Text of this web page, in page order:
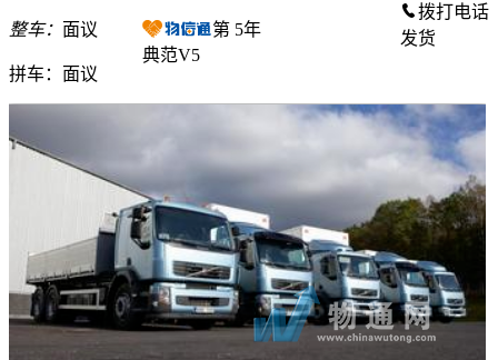
整车： 面议
拼车： 面议
第 5年
典范V5
拨打电话
发货